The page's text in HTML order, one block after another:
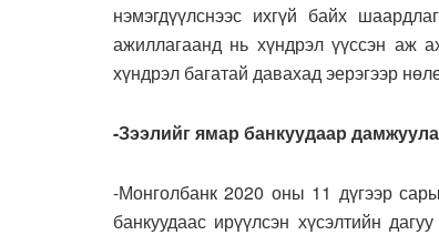
нэмэгдүүлснээс ихгүй байх
ажиллагаанд нь хүндрэл үүссэн аж
хүндрэл багатай давахад эерэгээр
-Зээлийг ямар банкуудаар
-Монголбанк 2020 оны 11 дүгээр
банкуудаас ирүүлсэн хүсэлтийн